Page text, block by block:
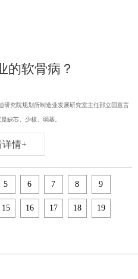
的软骨病？
研究院规划所制造业发展研究室主任邵立国直言
缺芯、少核、弱基。
详情+
5 6 7 8 9
15 16 17 18 19